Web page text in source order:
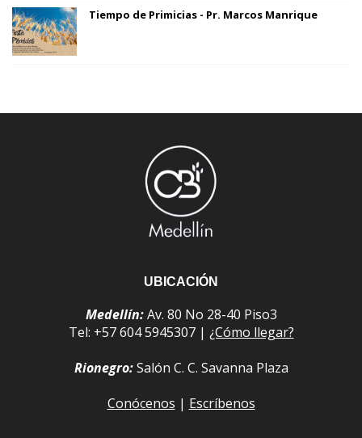
Tiempo de Primicias - Pr. Marcos Manrique
UBICACIÓN
Medellín:Av. 80 No 28-40 Piso3
Tel: +57 604 5945307 | ¿Cómo llegar?
Rionegro:Salón C. C. Savanna Plaza
Conócenos | Escríbenos